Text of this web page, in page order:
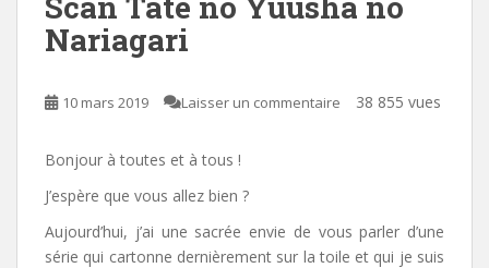
Nariagari
10 mars 2019 Laisser un commentaire 38 855 vues
Bonjour à toutes et à tous !
J’espère que vous allez bien ?
Aujourd’hui, j’ai une sacrée envie de vous parler d’une
série qui cartonne dernièrement sur la toile et qui je suis